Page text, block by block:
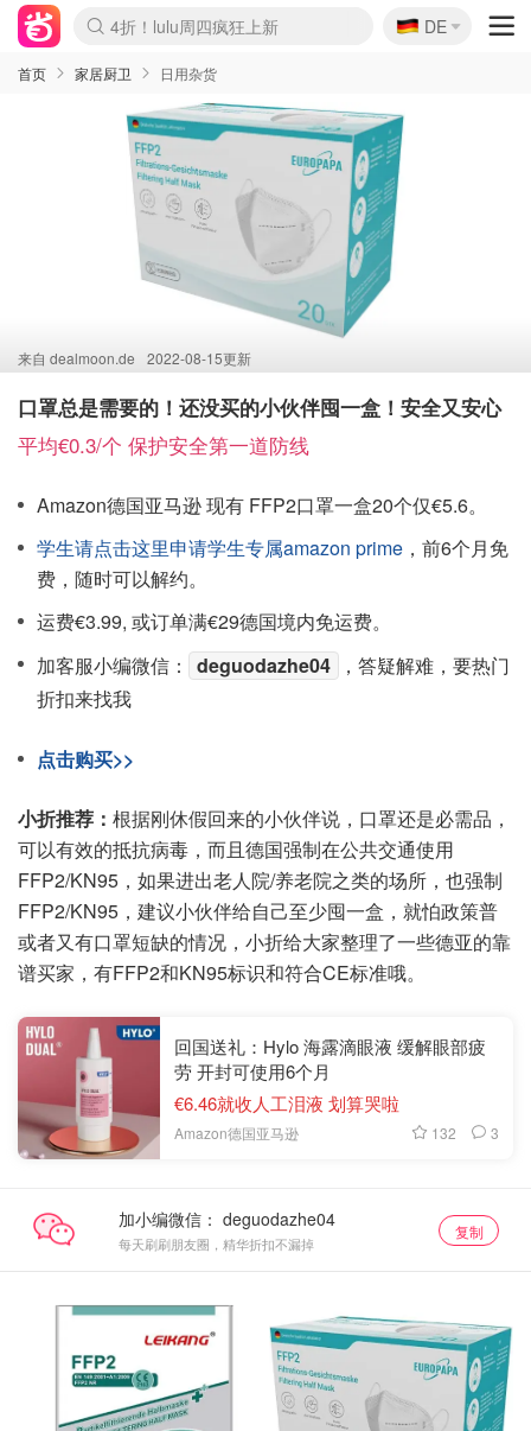
Boticinal 夏促开抢！
4折！lulu周四疯狂上新
还没结束！&OtherStories大促
Joybuy变相75折 随时失效
速领！Stanley独家85折
疑似霸哥！Camper额外叠85折
Zalando 奥莱闪促！每日更新
Moncler反季囤！5折起+叠9折
Coach Brooklyn仅€192
🇩🇪
DE
首页 家居厨卫 日用杂货
来自 dealmoon.de 2022-08-15更新
口罩总是需要的！还没买的小伙伴囤一盒！安全又安心
平均€0.3/个 保护安全第一道防线
Amazon德国亚马逊 现有 FFP2口罩一盒20个仅€5.6。
学生请点击这里申请学生专属amazon prime ，前6个月免
费，随时可以解约。
运费€3.99, 或订单满€29德国境内免运费。
加客服小编微信：
deguodazhe04
，答疑解难，要热门
折扣来找我
点击购买>>
小折推荐： 根据刚休假回来的小伙伴说，口罩还是必需品，
可以有效的抵抗病毒，而且德国强制在公共交通使用
FFP2/KN95，如果进出老人院/养老院之类的场所，也强制
FFP2/KN95，建议小伙伴给自己至少囤一盒，就怕政策普
或者又有口罩短缺的情况，小折给大家整理了一些德亚的靠
谱买家，有FFP2和KN95标识和符合CE标准哦。
回国送礼：Hylo 海露滴眼液 缓解眼部疲
劳 开封可使用6个月
€6.46就收人工泪液 划算哭啦
Amazon德国亚马逊 132 3
加小编微信：
每天刷刷朋友圈，精华折扣不漏掉
复制